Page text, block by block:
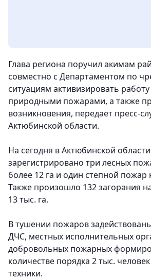
Глава региона поручил акимам
совместно с Департаментом по
ситуациям активизировать
природными пожарами, а также
возникновения, передает пресс-
Актюбинской области.
На сегодня в Актюбинской области
зарегистрировано три лесных
более 12 га и один степной пожар
Также произошло 132 загорания
13 тыс. га.
В тушении пожаров
ДЧС, местных исполнительных
добровольных пожарных
количестве порядка 2 тыс.
техники.